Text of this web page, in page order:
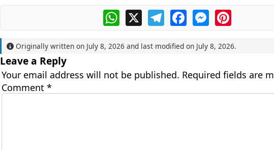
WhatsApp
X TelegramFacebookMessengerPinterest
Originally written on July 8, 2026 and last modified on July 8, 2026.
Leave a Reply
Your email address will not be published. Required fields are
Comment *